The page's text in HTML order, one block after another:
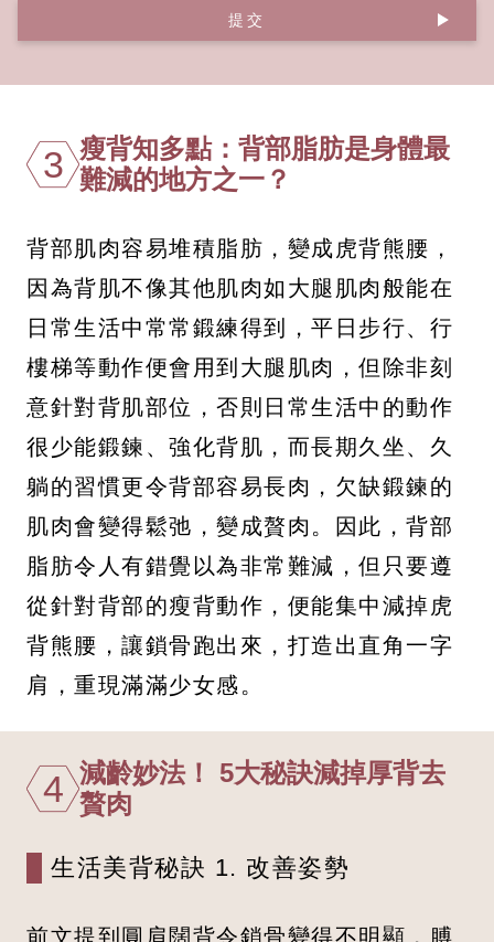
提交
3 瘦背知多點：背部脂肪是身體最
難減的地方之一？
背部肌肉容易堆積脂肪，變成虎背熊腰，
因為背肌不像其他肌肉如大腿肌肉般能在
日常生活中常常鍛練得到，平日步行、行
樓梯等動作便會用到大腿肌肉，但除非刻
意針對背肌部位，否則日常生活中的動作
很少能鍛鍊、強化背肌，而長期久坐、久
躺的習慣更令背部容易長肉，欠缺鍛鍊的
肌肉會變得鬆弛，變成贅肉。因此，背部
脂肪令人有錯覺以為非常難減，但只要遵
從針對背部的瘦背動作，便能集中減掉虎
背熊腰，讓鎖骨跑出來，打造出直角一字
肩，重現滿滿少女感。
4 減齡妙法！ 5大秘訣減掉厚背去
贅肉
生活美背秘訣 1. 改善姿勢
前文提到圓肩闊背令鎖骨變得不明顯，膊